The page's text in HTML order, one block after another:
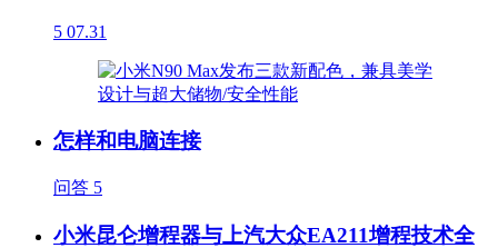
5 07.31
怎样和电脑连接
问答 5
小米昆仑增程器与上汽大众EA211增程技术全